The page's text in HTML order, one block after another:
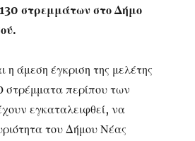
στρεμμάτων στο Δήμο
η άμεση έγκριση της μελέτης
στρέμματα περίπου των
εγκαταλειφθεί, να
του Δήμου Νέας